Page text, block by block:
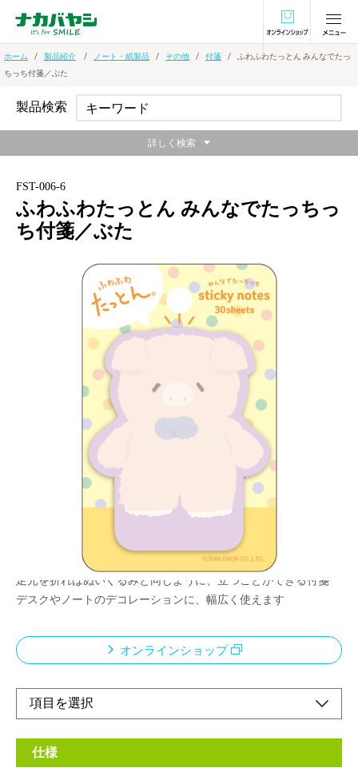
オンラインショ
ホーム 製品紹介 ノート・紙製品 その他 付箋
ふわふわたっとん みんなでたっ
ちっち付箋／ぶた
FST-006-6
ふわふわたっとん みんなでたっちっ
ち付箋／ぶた
たっとんが届ける小さなメッセージほっこり気分
をあなたのデスクに。日常をかわいく楽しく彩れ
メーカー希望小売価格：
+ 税
ふわふわたっとん みんなでたっちっち付箋
おっとり癒し系ぬいぐるみシリーズのキャラクターです。
足元を折ればぬいぐるみと同じように、立つことができる付箋
デスクやノートのデコレーションに、幅広く使えます
オンラインショップ
仕様
製品検索
詳しく検索